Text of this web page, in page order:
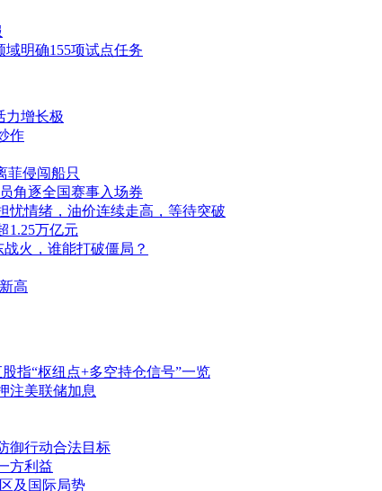
明确155项试点任务
力增长极
作
菲侵闯船只
角逐全国赛事入场券
忧情绪，油价连续走高，等待突破
1.25万亿元
火，谁能打破僵局？
高
指“枢纽点+多空持仓信号”一览
注美联储加息
御行动合法目标
方利益
及国际局势